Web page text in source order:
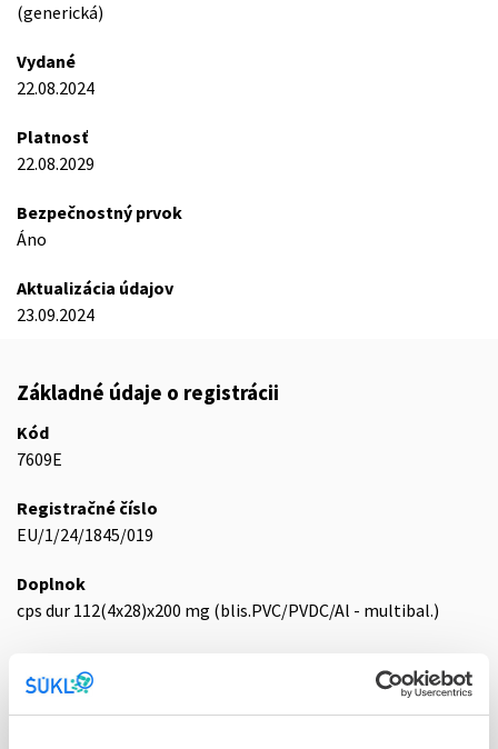
(generická)
Vydané
22.08.2024
Platnosť
22.08.2029
Bezpečnostný prvok
Áno
Aktualizácia údajov
23.09.2024
Základné údaje o registrácii
Kód
7609E
Registračné číslo
EU/1/24/1845/019
Doplnok
cps dur 112(4x28)x200 mg (blis.PVC/PVDC/Al - multibal.)
E - EU registrácia